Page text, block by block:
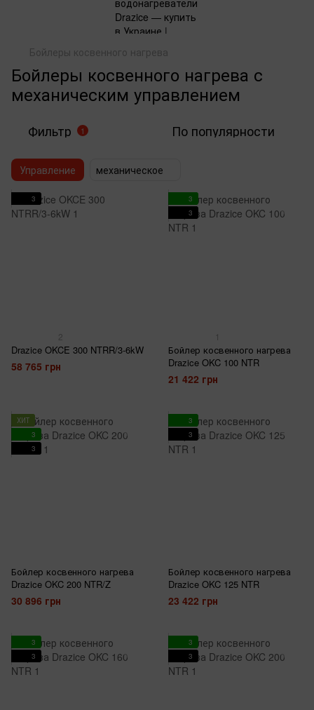
Бойлеры косвенного нагрева
Бойлеры косвенного нагрева с
механическим управлением
Фильтр 1 По популярности
Управление механическое
3
2
Drazice OKCE 300 NTRR/3-6kW
58 765 грн
3
3
1
Бойлер косвенного нагрева
Drazice OKC 100 NTR
21 422 грн
ХИТ
3
3
Бойлер косвенного нагрева
Drazice OKC 200 NTR/Z
30 896 грн
3
3
Бойлер косвенного нагрева
Drazice OKC 125 NTR
23 422 грн
3
3
3
3